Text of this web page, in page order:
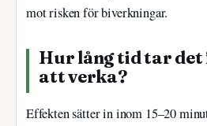
mot risken för biverkningar.
Hur lång tid tar det
att verka?
Effekten sätter in inom 15–20